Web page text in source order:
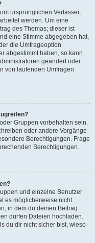
ursprünglichen Verfasser,
werden. Um eine
des Themas; dieser ist
eine Stimme abgegeben hat,
die Umfrageoption
abgestimmt haben, so kann
geändert oder
von laufenden Umfragen
Gruppen vorbehalten sein.
oder andere Vorgänge
Berechtigungen. Frage
Berechtigungen.
und einzelne Benutzer
es möglicherweise nicht
in dem du deinen Beitrag
dürfen Dateien hochladen.
du dir nicht sicher bist, wieso